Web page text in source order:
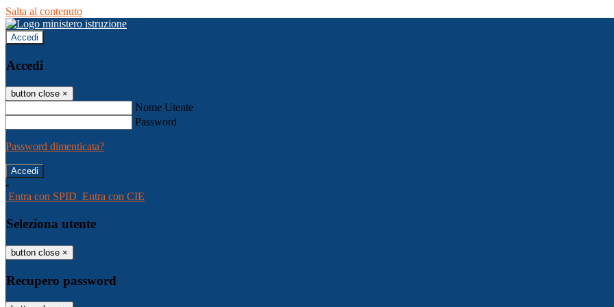
Salta al contenuto
Accedi
Accedi
button close ×
Nome Utente
Password
Password dimenticata?
-
Entra con SPID Entra con CIE
Seleziona utente
button close ×
Recupero password